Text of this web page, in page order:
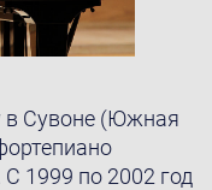
в Сувонe (Южная
1999 по 2002 год